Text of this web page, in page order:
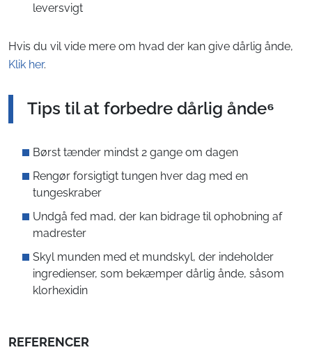
leversvigt
Hvis du vil vide mere om hvad der kan give dårlig ånde,
Klik her.
Tips til at forbedre dårlig ånde⁶
Børst tænder mindst 2 gange om dagen
Rengør forsigtigt tungen hver dag med en
tungeskraber
Undgå fed mad, der kan bidrage til ophobning af
madrester
Skyl munden med et mundskyl, der indeholder
ingredienser, som bekæmper dårlig ånde, såsom
klorhexidin
REFERENCER